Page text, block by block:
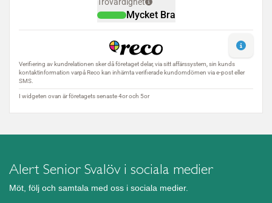
Alert Senior Svalöv i sociala medier
Möt, följ och samtala med oss i sociala medier.